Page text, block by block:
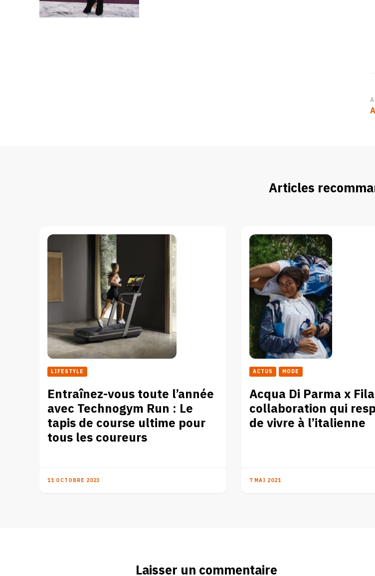
Articles
LIFESTYLE
Entraînez-vous toute l’année
avec Technogym Run : Le
tapis de course ultime pour
tous les coureurs
11 OCTOBRE 2023
ACTUS MODE
Acqua Di Parma x
collaboration qui
de vivre à l’italienne
7 MAI 2021
Laisser un commentaire